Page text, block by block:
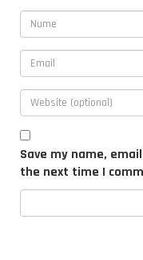
Save my name,
the next time I